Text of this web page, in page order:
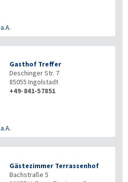
a.A.
Gasthof Treffer
Deschinger Str. 7
85055 Ingolstadt
+49-841-57851
a.A.
Gästezimmer Terrassenhof
Bachstraße 5